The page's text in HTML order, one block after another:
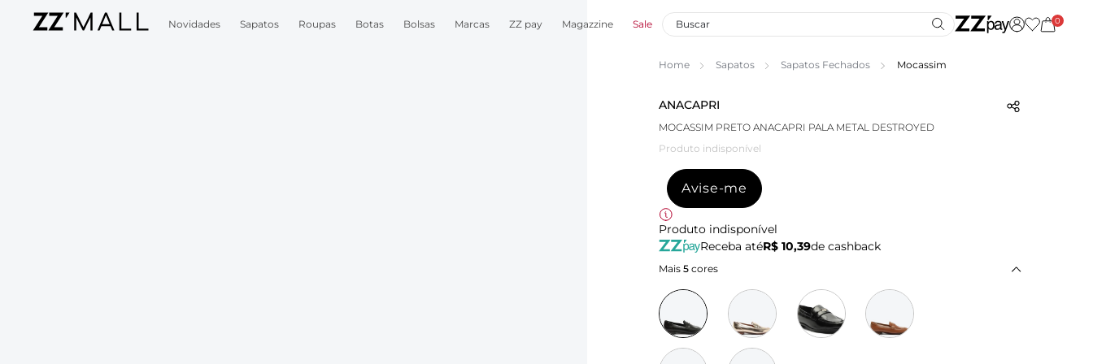
Novidades Sapatos Roupas Botas Bolsas Marcas ZZ pay Magazzine Sale 0
Home Sapatos Sapatos Fechados Mocassim
ANACAPRI
MOCASSIM PRETO ANACAPRI PALA METAL DESTROYED
Produto indisponível
Avise-me
Produto indisponível
Receba atéR$ 10,39de cashback
Mais 5 cores